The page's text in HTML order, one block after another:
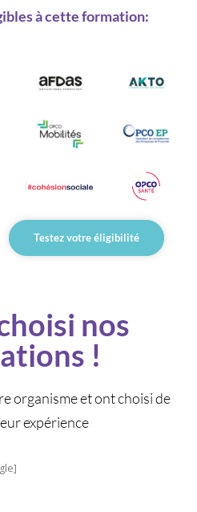
à cette formation:
Testez votre éligibilité
nos
!
organisme et ont choisi de
expérience